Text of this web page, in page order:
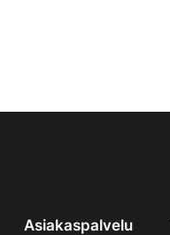
Asiakaspalvelu